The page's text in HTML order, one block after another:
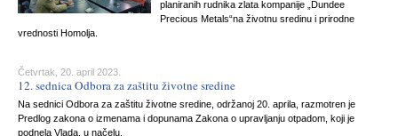
planiranih rudnika zlata kompanije „Dundee
Precious Metals“na životnu sredinu i prirodne
vrednosti Homolja.
Četvrtak, 20. april 2023.
12. sednica Odbora za zaštitu životne sredine
Na sednici Odbora za zaštitu životne sredine, održanoj 20. aprila, razmotren je
Predlog zakona o izmenama i dopunama Zakona o upravljanju otpadom, koji je
podnela Vlada, u načelu.